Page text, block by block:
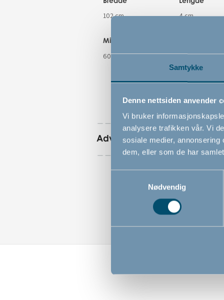
Samtykke
Denne nettsiden anvender
Vi bruker
analysere trafikken vår. Vi
sosiale medier,
dem, eller som de har
Nødvendig
102 cm 4 cm
Minste åpningsmål
60.5 cm
102 cm
Advarsler